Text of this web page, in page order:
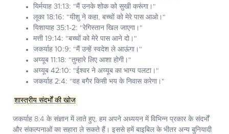
यिर्मयाह 31:13: "मैं उनके शोक को सुखी करूंगा।"
लूका 18:16: "यीशु ने कहा, बच्चों को मेरे पास आओ।"
यिशायाह 35:1-2: "रेगिस्तान खिल जाएगा।"
मत्ती 19:14: "बच्चों को मेरे पास आने दो।"
जकर्याह 10:9: "मैं उन्हें स्वदेश ले आऊंगा।"
अय्यूब 11:18: "तुम्हारे लिए आशा होगी।"
अय्यूब 42:10: "ईश्वर ने अय्यूब का भाग्य पलटा।"
जकर्याह 2:4: "वह बगैर किसी भय के निवास करेगा।"
शास्त्रीय संदर्भों की खोज
जकर्याह 8:4 के संज्ञान में लाते हुए, हम अपने अध्ययन में विभिन्न प्रकार के संदर्भों
और संकल्पनाओं का सहारा ले सकते हैं। इससे हमें बाइबिल के भीतर अन्य बुनियादी